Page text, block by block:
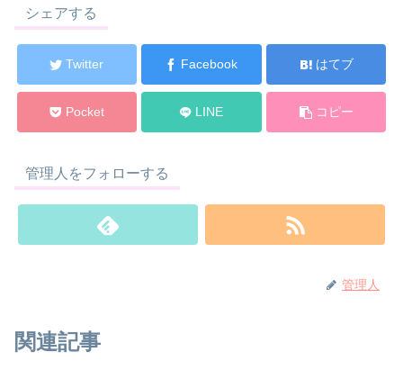
シェアする
Twitter Facebook はてブ
Pocket LINE コピー
管理人をフォローする
管理人
関連記事